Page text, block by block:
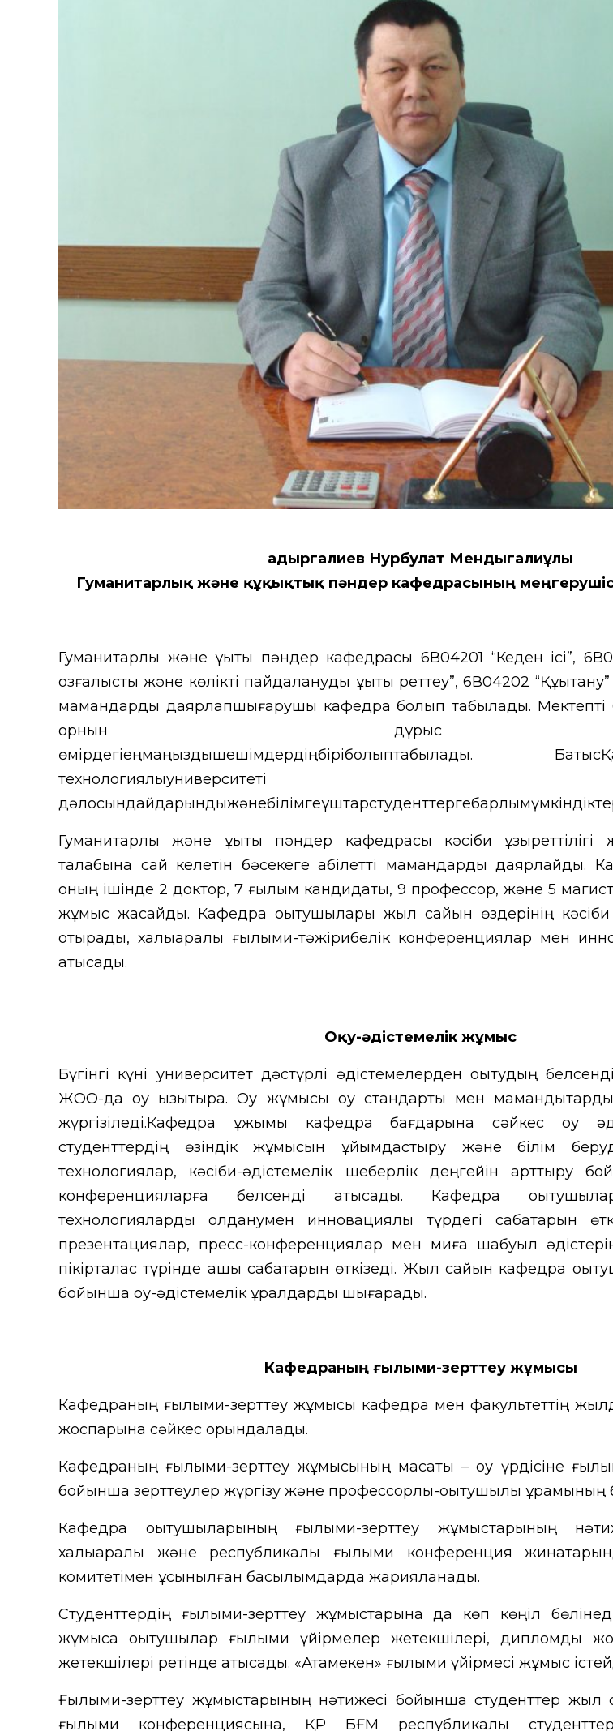
Қадыргалиев Нурбулат Мендыгалиұлы
Гуманитарлық және құқықтық пәндер кафедрасының
Гуманитарлық және құқықтық пәндер кафедрасы 6В04201 “Кеден ісі”,
қозғалысты және көлікті пайдалануды құқықтық реттеу”, 6В04202
мамандарды даярлапшығарушы кафедра болып табылады. Мектепті
орнын дұрыс
өмірдегіеңмаңыздышешімдердіңбіріболыптабылады.
Гуманитарлық және құқықтық пәндер кафедрасы кәсіби құзыреттілігі
талабына сай келетін бәсекеге қабілетті мамандарды даярлайды.
оның ішінде 2 доктор, 7 ғылым кандидаты, 9 профессор, және 5
жұмыс жасайды. Кафедра оқытушылары жыл сайын өздерінің кәсіби
отырады, халықаралық ғылыми-тәжірибелік конференциялар мен
қатысады.
Оқу-әдістемелік жұмыс
Бүгінгі күні университет дәстүрлі әдістемелерден оқытудың
ЖОО-да оқу қызықтырақ.Оқу жұмысы оқу стандарты мен
жүргізіледі.Кафедра ұжымы кафедра бағдарына сәйкес оқу
студенттердің өзіндік жұмысын ұйымдастыру және білім
технологиялар, кәсіби-әдістемелік шеберлік деңгейін арттыру
конференцияларға белсенді қатысады. Кафедра
технологияларды қолданумен инновациялық түрдегі сабақтарын
презентациялар, пресс-конференциялар мен миға шабуыл
пікірталас түрінде ашық сабақтарын өткізеді. Жыл сайын кафедра
бойынша оқу-әдістемелік құралдарды шығарады.
Кафедраның ғылыми-зерттеу жұмысы
Кафедраның ғылыми-зерттеу жұмысы кафедра мен факультеттің
жоспарына сәйкес орындалады.
Кафедраның ғылыми-зерттеу жұмысының мақсаты – оқу үрдісіне
бойынша зерттеулер жүргізу және профессорлық-оқытушылық құрамының
Кафедра оқытушыларының ғылыми-зерттеу жұмыстарының
халықаралық және республикалық ғылыми конференция
комитетімен ұсынылған басылымдарда жарияланады.
Студенттердің ғылыми-зерттеу жұмыстарына да көп көңіл
жұмысқа оқытушылар ғылыми үйірмелер жетекшілері, дипломдық
жетекшілері ретінде қатысады. «Атамекен» ғылыми үйірмесі жұмыс
Ғылыми-зерттеу жұмыстарының нәтижесі бойынша студенттер жыл
ғылыми конференциясына, ҚР БҒМ республикалық